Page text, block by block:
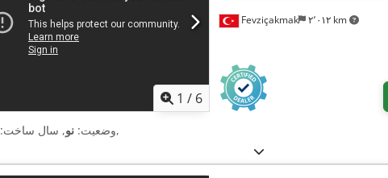
1 / 6
Fevziçakmak ۲٬۰۱۲ km
وضعیت: نو, سال ساخت: ,